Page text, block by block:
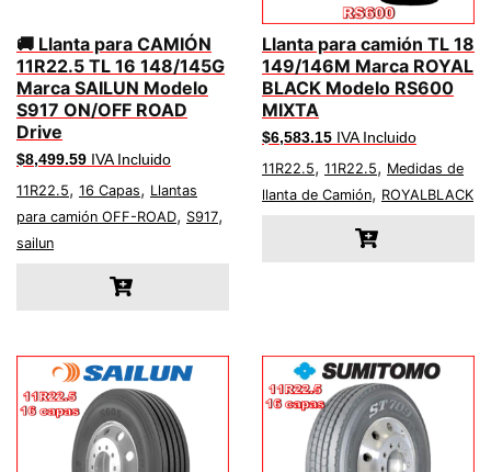
🚚 Llanta para CAMIÓN
11R22.5 TL 16 148/145G
Marca SAILUN Modelo
S917 ON/OFF ROAD
Drive
$8,499.59 IVA Incluido
11R22.5, 16 Capas, Llantas
para camión OFF-ROAD, S917,
sailun
Llanta para camión TL 18
149/146M Marca ROYAL
BLACK Modelo RS600
MIXTA
$6,583.15 IVA Incluido
11R22.5, 11R22.5, Medidas de
llanta de Camión, ROYALBLACK